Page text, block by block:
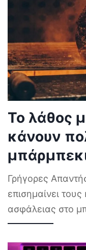
Το λάθος
κάνουν
Γρήγορες
επισημαίνει
ασφάλειας στο